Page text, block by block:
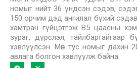
номыг нийт 36 үндсэн сэдэв,
150 орчим дэд ангилал бүхий
хамтран гүйцэтгэж В5 цаасны
зураг, дүрслэл, тайлбартайгаар
хэвлүүлсэн. Мөн тус номыг дахин
авлага болгон хэвлүүлж байна.